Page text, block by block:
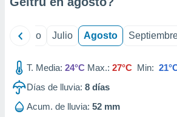
Junio Julio Agosto
T. Media: 24°C Max.: 27°C Min:
Días de lluvia: 8 días
Acum. de lluvia: 52 mm